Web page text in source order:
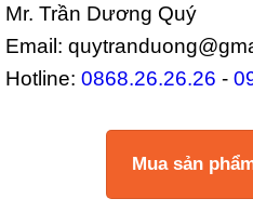
Mr. Trần Dương Quý
Email:
Hotline: 0868.26.26.26 -
Mua sản